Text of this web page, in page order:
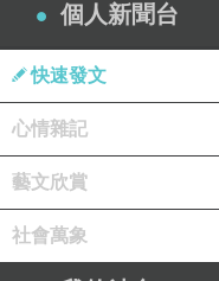
個人新聞台
快速發文
心情雜記
藝文欣賞
社會萬象